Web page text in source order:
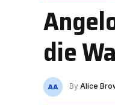
die
By Alice